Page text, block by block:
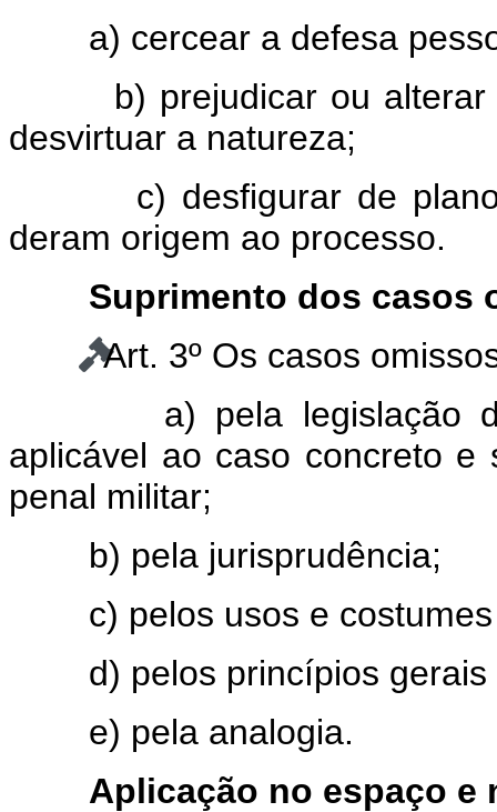
a) cercear a defesa
b) prejudicar ou alterar o
desvirtuar a natureza;
c) desfigurar de plano
deram origem ao processo.
Suprimento dos casos
Art. 3º Os casos
a) pela legislação de
aplicável ao caso concreto
penal militar;
b) pela jurisprudência;
c) pelos usos e costumes
d) pelos princípios gerais
e) pela analogia.
Aplicação no espaço e